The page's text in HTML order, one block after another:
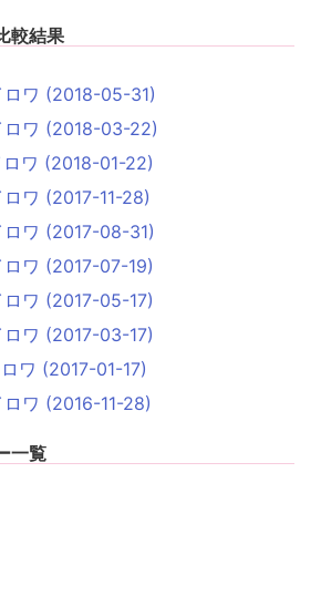
較結果
ワ (2018-05-31)
ロワ (2018-03-22)
ワ (2018-01-22)
ワ (2017-11-28)
ワ (2017-08-31)
ワ (2017-07-19)
ワ (2017-05-17)
ワ (2017-03-17)
ワ (2017-01-17)
ワ (2016-11-28)
一覧